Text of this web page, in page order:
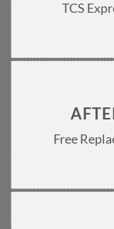
TCS
Free